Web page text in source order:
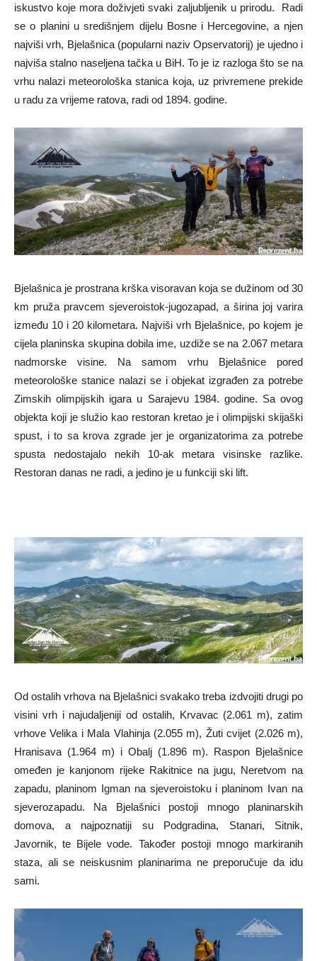
iskustvo koje mora doživjeti svaki zaljubljenik u prirodu. Radi
se o planini u središnjem dijelu Bosne i Hercegovine, a njen
najviši vrh, Bjelašnica (popularni naziv Opservatorij) je ujedno i
najviša stalno naseljena tačka u BiH. To je iz razloga što se na
vrhu nalazi meteorološka stanica koja, uz privremene prekide
u radu za vrijeme ratova, radi od 1894. godine.
Bjelašnica je prostrana krška visoravan koja se dužinom od 30
km pruža pravcem sjeveroistok-jugozapad, a širina joj varira
između 10 i 20 kilometara. Najviši vrh Bjelašnice, po kojem je
cijela planinska skupina dobila ime, uzdiže se na 2.067 metara
nadmorske visine. Na samom vrhu Bjelašnice pored
meteorološke stanice nalazi se i objekat izgrađen za potrebe
Zimskih olimpijskih igara u Sarajevu 1984. godine. Sa ovog
objekta koji je služio kao restoran kretao je i olimpijski skijaški
spust, i to sa krova zgrade jer je organizatorima za potrebe
spusta nedostajalo nekih 10-ak metara visinske razlike.
Restoran danas ne radi, a jedino je u funkciji ski lift.
Od ostalih vrhova na Bjelašnici svakako treba izdvojiti drugi po
visini vrh i najudaljeniji od ostalih, Krvavac (2.061 m), zatim
vrhove Velika i Mala Vlahinja (2.055 m), Žuti cvijet (2.026 m),
Hranisava (1.964 m) i Obalj (1.896 m). Raspon Bjelašnice
omeđen je kanjonom rijeke Rakitnice na jugu, Neretvom na
zapadu, planinom Igman na sjeveroistoku i planinom Ivan na
sjeverozapadu. Na Bjelašnici postoji mnogo planinarskih
domova, a najpoznatiji su Podgradina, Stanari, Sitnik,
Javornik, te Bijele vode. Također postoji mnogo markiranih
staza, ali se neiskusnim planinarima ne preporučuje da idu
sami.